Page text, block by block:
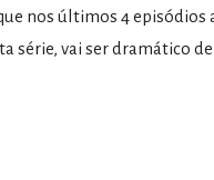
nos últimos 4 episódios
série, vai ser dramático